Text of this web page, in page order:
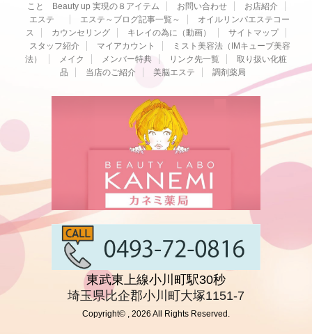
こと Beauty up 実現の８アイテム
お問い合わせ
お店紹介
エステ
エステ～ブログ記事一覧～
オイルリンパエステコー
ス
カウンセリング キレイの為に（動画）
サイトマップ
スタッフ紹介
マイアカウント
ミスト美容法（IMキューブ美容
法）
メイク メンバー特典 リンク先一覧
取り扱い化粧
品
当店のご紹介 美脳エステ 調剤薬局
東武東上線小川町駅30秒
埼玉県比企郡小川町大塚1151-7
Copyright© , 2026 All Rights Reserved.